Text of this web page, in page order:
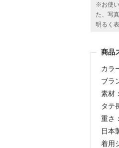
※お使
た、写
明るく
商品
カラ
ブラ
素材
タテ
重さ
日本
着用